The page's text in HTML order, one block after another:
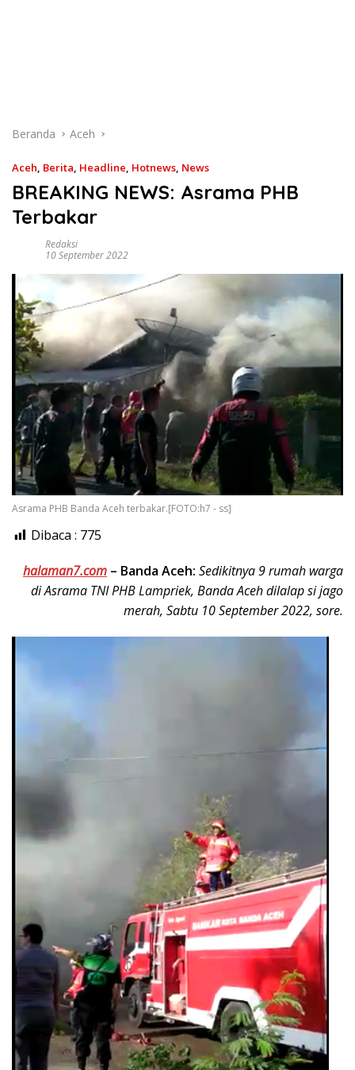
Beranda Aceh
Aceh, Berita, Headline, Hotnews, News
BREAKING NEWS: Asrama PHB
Terbakar
Redaksi
10 September 2022
Asrama PHB Banda Aceh terbakar.[FOTO:h7 - ss]
Dibaca : 775
halaman7.com – Banda Aceh: Sedikitnya 9 rumah warga
di Asrama TNI PHB Lampriek, Banda Aceh dilalap si jago
merah, Sabtu 10 September 2022, sore.